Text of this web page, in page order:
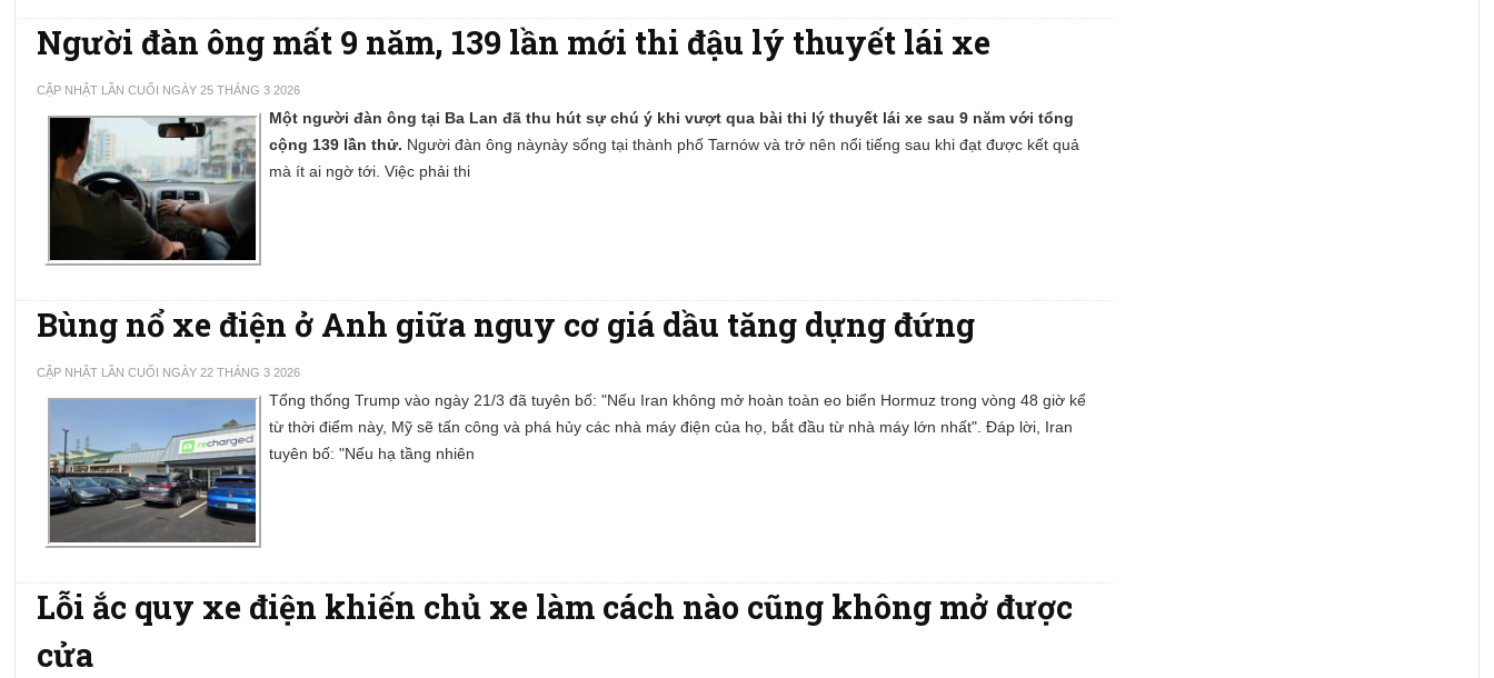
Người đàn ông mất 9 năm, 139 lần mới thi đậu lý thuyết lái xe
CẬP NHẬT LẦN CUỐI NGÀY 25 THÁNG 3 2026
Một người đàn ông tại Ba Lan đã thu hút sự chú ý khi vượt qua bài thi lý thuyết lái xe sau 9 năm với tổng
cộng 139 lần thử. Người đàn ông nàynày sống tại thành phố Tarnów và trở nên nổi tiếng sau khi đạt được kết quả
mà ít ai ngờ tới. Việc phải thi
Bùng nổ xe điện ở Anh giữa nguy cơ giá dầu tăng dựng đứng
CẬP NHẬT LẦN CUỐI NGÀY 22 THÁNG 3 2026
Tổng thống Trump vào ngày 21/3 đã tuyên bố: "Nếu Iran không mở hoàn toàn eo biển Hormuz trong vòng 48 giờ kể
từ thời điểm này, Mỹ sẽ tấn công và phá hủy các nhà máy điện của họ, bắt đầu từ nhà máy lớn nhất". Đáp lời, Iran
tuyên bố: "Nếu hạ tầng nhiên
Lỗi ắc quy xe điện khiến chủ xe làm cách nào cũng không mở được
cửa